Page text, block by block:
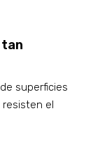
tan
superficies
resisten el